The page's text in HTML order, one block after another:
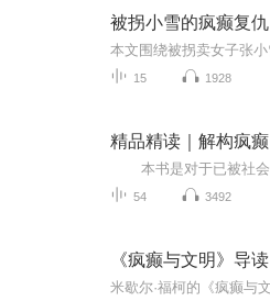
被拐小雪的疯癫复仇
15 1928
精品精读｜解构疯癫
54 3492
《疯癫与文明》导读